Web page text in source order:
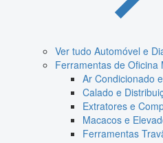
Ver tudo Automóvel e
Ferramentas de Oficina
Ar Condicionado
Calado e
Extratores e
Macacos e
Ferramentas